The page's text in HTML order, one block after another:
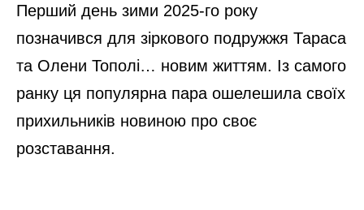
Перший день зими 2025-го року
позначився для зіркового подружжя Тараса
та Олени Тополі… новим життям. Із самого
ранку ця популярна пара ошелешила своїх
прихильників новиною про своє
розставання.